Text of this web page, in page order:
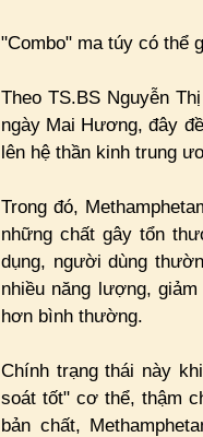
"Combo" ma túy có thể
Theo TS.BS Nguyễn
ngày Mai Hương, đây
lên hệ thần kinh trung
Trong đó,
những chất gây tổn
dụng, người dùng
nhiều năng lượng,
hơn bình thường.
Chính trạng thái này
soát tốt" cơ thể, thậm
bản chất,